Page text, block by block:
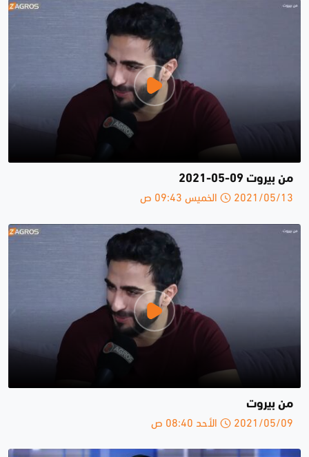
من بيروت 09-05-2021
2021/05/13 الخميس 09:43 ص
من بيروت
2021/05/09 الأحد 08:40 ص